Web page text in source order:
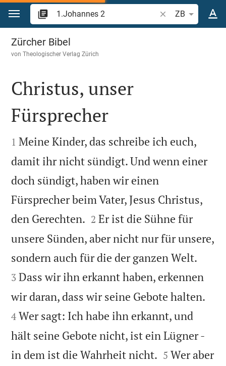
Zum Inhalt springen
Bibelstelle oder
ZB
1.Johannes 2
Zürcher Bibel
vonTheologischer Verlag Zürich

Christus, unser
Fürsprecher

1 Meine Kinder, das schreibe ich euch,
damit ihr nicht sündigt. Und wenn einer
doch sündigt, haben wir einen
Fürsprecher beim Vater, Jesus Christus,
den Gerechten. 

2 Er ist die Sühne für
unsere Sünden, aber nicht nur für unsere,
sondern auch für die der ganzen Welt.
3 Dass wir ihn erkannt haben, erkennen
wir daran, dass wir seine Gebote halten.
4 Wer sagt: Ich habe ihn erkannt, und
hält seine Gebote nicht, ist ein Lügner -
in dem ist die Wahrheit nicht. 

5 Wer aber